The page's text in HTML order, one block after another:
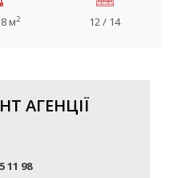
м2 12 / 14
АГЕНЦІЇ
11 98